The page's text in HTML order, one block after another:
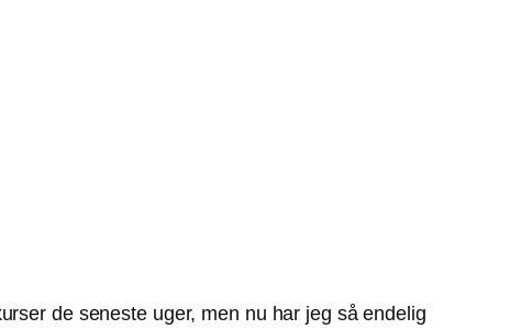
de seneste uger, men nu har jeg så endelig